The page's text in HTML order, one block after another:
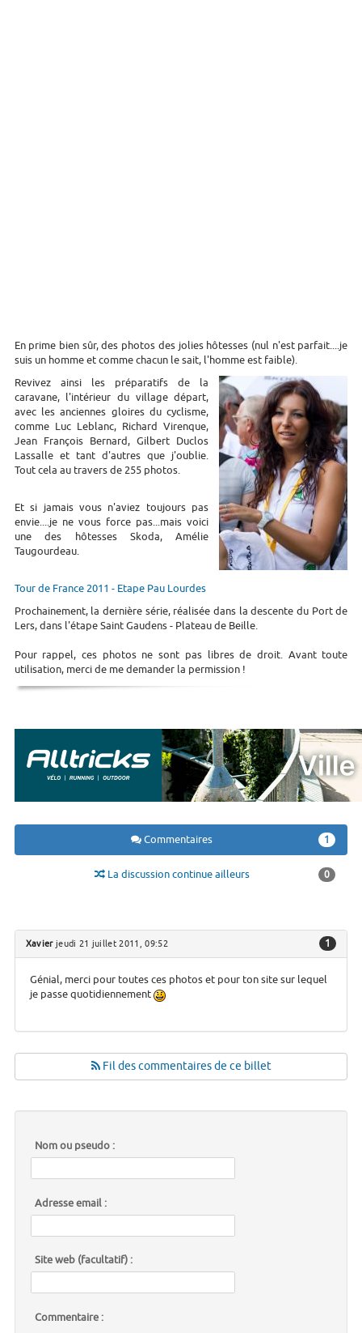
En prime bien sûr, des photos des jolies hôtesses (nul n'est parfait....je
suis un homme et comme chacun le sait, l'homme est faible).
Revivez ainsi les préparatifs de la
caravane, l'intérieur du village départ,
avec les anciennes gloires du cyclisme,
comme Luc Leblanc, Richard Virenque,
Jean François Bernard, Gilbert Duclos
Lassalle et tant d'autres que j'oublie.
Tout cela au travers de 255 photos.
Et si jamais vous n'aviez toujours pas
envie....je ne vous force pas...mais voici
une des hôtesses Skoda, Amélie
Taugourdeau.
Tour de France 2011 - Etape Pau Lourdes
Prochainement, la dernière série, réalisée dans la descente du Port de
Lers, dans l'étape Saint Gaudens - Plateau de Beille.
Pour rappel, ces photos ne sont pas libres de droit. Avant toute
utilisation, merci de me demander la permission !
Commentaires 1
La discussion continue ailleurs 0
Xavierjeudi 21 juillet 2011, 09:52 1
Génial, merci pour toutes ces photos et pour ton site sur lequel
je passe quotidiennement
Fil des commentaires de ce billet
Nom ou pseudo :
Adresse email :
Site web (facultatif) :
Commentaire :